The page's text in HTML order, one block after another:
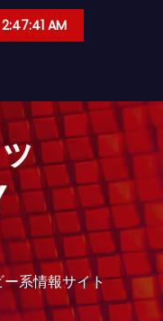
2:47:42 AM
系情報サイト